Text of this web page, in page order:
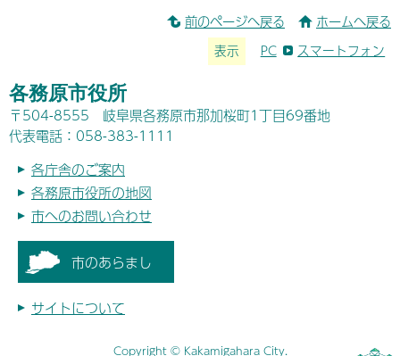
前のページへ戻る ホームへ戻る
表示 PC スマートフォン
各務原市役所
〒504-8555 岐阜県各務原市那加桜町1丁目69番地
代表電話：058-383-1111
各庁舎のご案内
各務原市役所の地図
市へのお問い合わせ
市のあらまし
サイトについて
Copyright © Kakamigahara City.